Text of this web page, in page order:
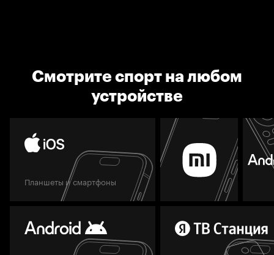
Смотрите спорт на любом
устройстве
Планшеты и смартфоны